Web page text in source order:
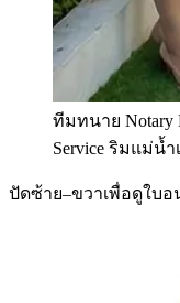
ทีมทนาย Notary
Service ริมแม่น้
ปัดซ้าย–ขวาเพื่อดูใบอ